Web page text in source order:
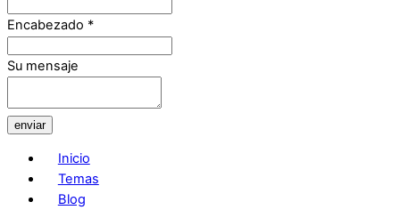
Encabezado *
Su mensaje
enviar
Inicio
Temas
Blog